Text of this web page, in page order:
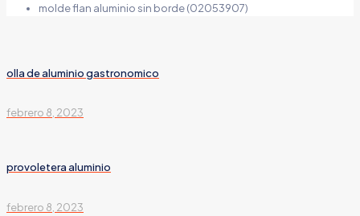
molde flan aluminio sin borde (02053907)
olla de aluminio gastronomico
febrero 8, 2023
provoletera aluminio
febrero 8, 2023